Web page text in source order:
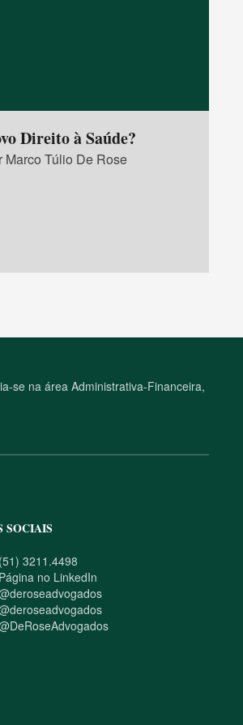
Direito à Saúde?
Marco Túlio De Rose
se na área Administrativa-Financeira,
SOCIAIS
(51) 3211.4498
Página no LinkedIn